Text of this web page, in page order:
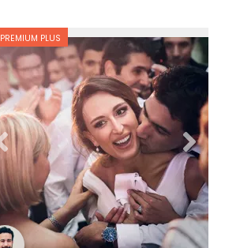
PREMIUM PLUS